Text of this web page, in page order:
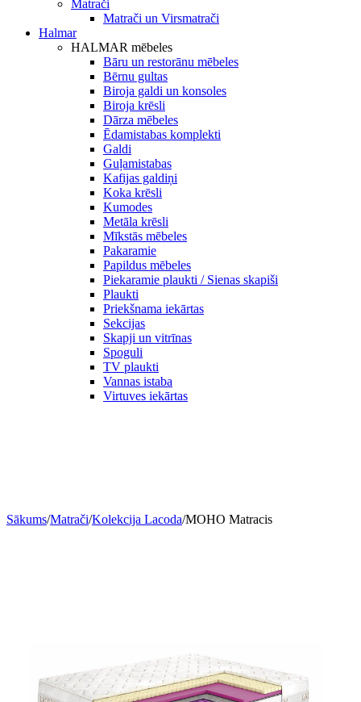
Matrači
Matrači un Virsmatrači
Halmar
HALMAR mēbeles
Bāru un restorānu mēbeles
Bērnu gultas
Biroja galdi un konsoles
Biroja krēsli
Dārza mēbeles
Ēdamistabas komplekti
Galdi
Guļamistabas
Kafijas galdiņi
Koka krēsli
Kumodes
Metāla krēsli
Mīkstās mēbeles
Pakaramie
Papildus mēbeles
Piekaramie plaukti / Sienas skapiši
Plaukti
Priekšnama iekārtas
Sekcijas
Skapji un vitrīnas
Spoguli
TV plaukti
Vannas istaba
Virtuves iekārtas
Sākums/Matrači/Kolekcija Lacoda/MOHO Matracis